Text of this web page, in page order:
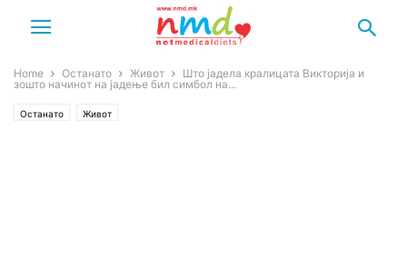
Home Останато Живот
Што јадела кралицата Викторија и
зошто начинот на јадење бил симбол на...
Останато Живот